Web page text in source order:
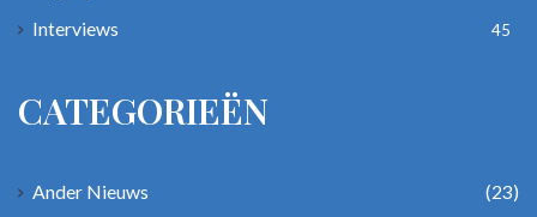
Interviews 45
CATEGORIEËN
Ander Nieuws
(23)